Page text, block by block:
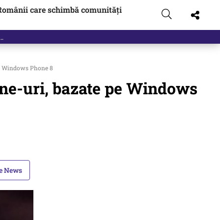
care schimbă comunități
Phone 8
uri, bazate pe Windows
News